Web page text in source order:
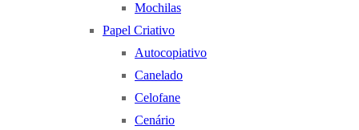
Mochilas
Papel Criativo
Autocopiativo
Canelado
Celofane
Cenário